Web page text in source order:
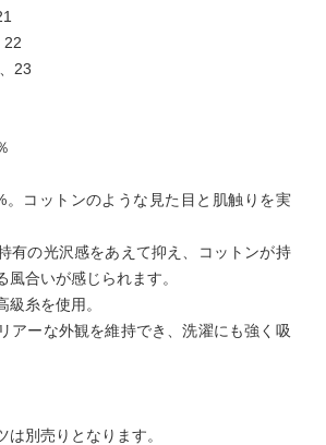
22
23
。コットンのような見た目と肌触りを実
有の光沢感をあえて抑え、コットンが持
風合いが感じられます。
級糸を使用。
アーな外観を維持でき、洗濯にも強く吸
別売りとなります。